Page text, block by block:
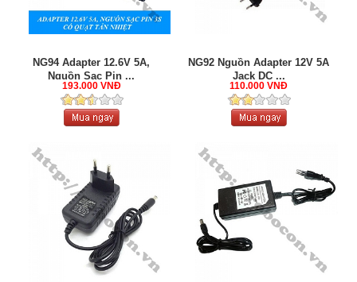
NG94 Adapter 12.6V 5A,
Nguồn Sạc Pin ...
193.000 VNĐ
NG92 Nguồn Adapter 12V 5A
Jack DC ...
110.000 VNĐ